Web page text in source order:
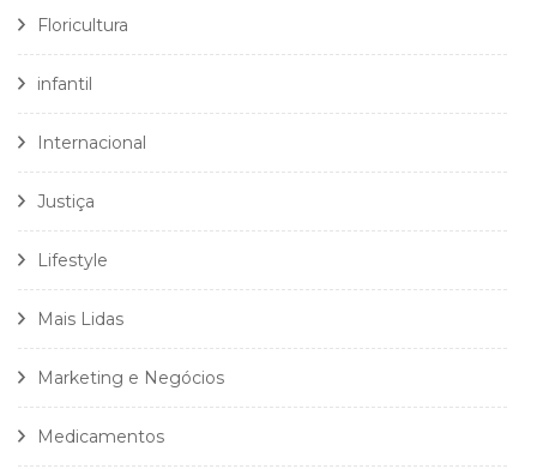
Floricultura
infantil
Internacional
Justiça
Lifestyle
Mais Lidas
Marketing e Negócios
Medicamentos